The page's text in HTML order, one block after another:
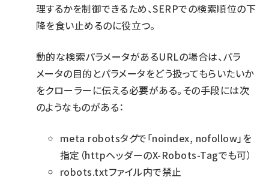
理するかを制御できるため、SERPでの検索順位の下
降を食い止めるのに役立つ。
動的な検索パラメータがあるURLの場合は、パラ
メータの目的とパラメータをどう扱ってもらいたいか
をクローラーに伝える必要がある。その手段には次
のようなものがある：
meta robotsタグで「noindex, nofollow」を
指定（httpヘッダーのX-Robots-Tagでも可）
robots.txtファイル内で禁止